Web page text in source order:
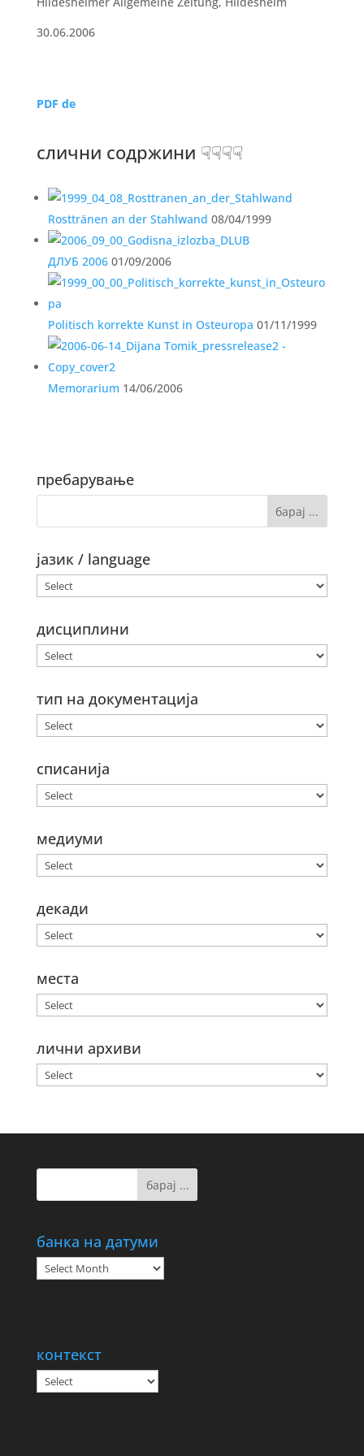
30.06.2006
PDF de
слични содржини ☟☟☟☟
Rosttränen an der Stahlwand 08/04/1999
ДЛУБ 200601/09/2006
Politisch korrekte Kunst in Osteuropa 01/11/1999
Memorarium 14/06/2006
пребарување
јазик / language
дисциплини
тип на документација
списанија
медиуми
декади
места
лични архиви
банка на датуми
банка
на
контекст